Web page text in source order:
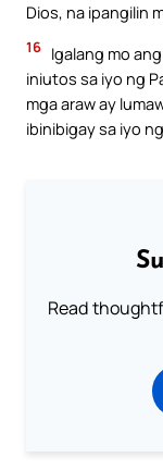
Dios, na ipangilin
16 Igalang mo
iniutos sa iyo ng
mga araw ay
ibinibigay sa iyo
Read